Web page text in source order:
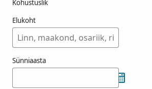
Kohustuslik
Elukoht
Sünniaasta